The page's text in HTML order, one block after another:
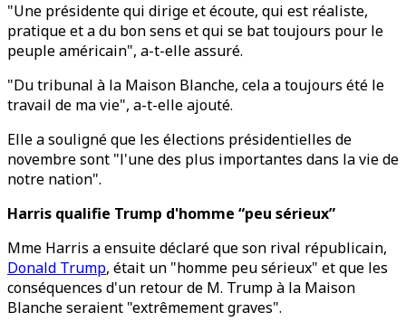
"Une présidente qui dirige et écoute, qui est réaliste,
pratique et a du bon sens et qui se bat toujours pour le
peuple américain", a-t-elle assuré.
"Du tribunal à la Maison Blanche, cela a toujours été le
travail de ma vie", a-t-elle ajouté.
Elle a souligné que les élections présidentielles de
novembre sont "l'une des plus importantes dans la vie de
notre nation".
Harris qualifie Trump d'homme “peu sérieux”
Mme Harris a ensuite déclaré que son rival républicain,
Donald Trump, était un "homme peu sérieux" et que les
conséquences d'un retour de M. Trump à la Maison
Blanche seraient "extrêmement graves".